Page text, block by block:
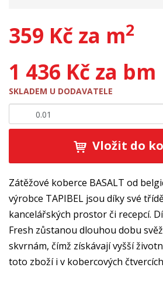
359 Kč za m2
1 436 Kč za bm
SKLADEM U DODAVATELE
Vložit do
Zátěžové koberce BASALT od
výrobce TAPIBEL jsou díky své
kancelářských prostor či recepcí.
Fresh zůstanou dlouhou dobu
skvrnám, čímž získávají vyšší
toto zboží i v kobercových